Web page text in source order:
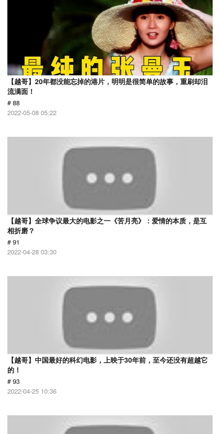
【越哥】20年都没能忘掉的港片，明明是很简单的故事，重刷却泪
流满面！
# 88
2022-05-08 05:22
【越哥】全球争议最大的电影之一《苦月亮》：爱情的本质，是互
相折磨？
# 91
2022-04-28 03:30
【越哥】中国最好的科幻电影，上映于30年前，至今还没有超越它
的！
# 93
2022-04-25 10:36